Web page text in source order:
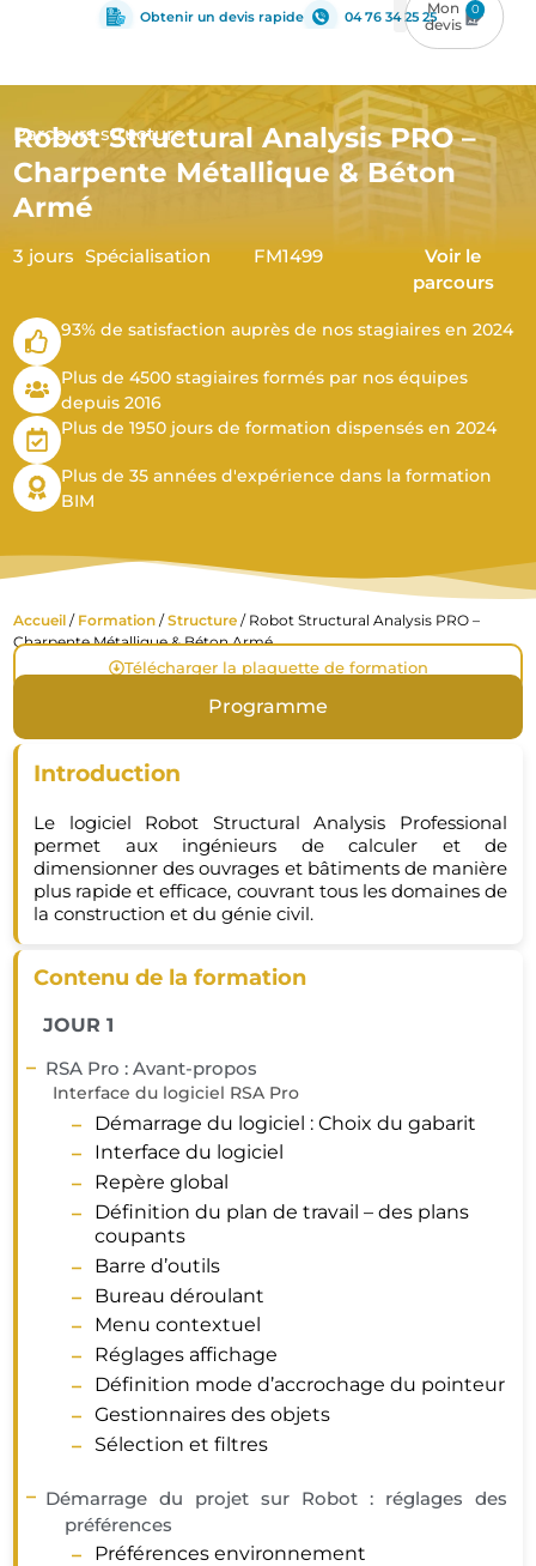
Obtenir un devis rapide 04 76 34 25 25 0
Parcours structure
Robot Structural Analysis PRO –
Charpente Métallique & Béton
Armé
3 jours Spécialisation FM1499
Voir le
parcours
93% de satisfaction auprès de nos stagiaires en 2024
Plus de 4500 stagiaires formés par nos équipes
depuis 2016
Plus de 1950 jours de formation dispensés en 2024
Plus de 35 années d'expérience dans la formation
BIM
Accueil / Formation /Structure / Robot Structural Analysis PRO –
Charpente Métallique & Béton Armé
Télécharger la plaquette de formation
Programme
Introduction
Le logiciel Robot Structural Analysis Professional
permet aux ingénieurs de calculer et de
dimensionner des ouvrages et bâtiments de manière
plus rapide et efficace, couvrant tous les domaines de
la construction et du génie civil.
Contenu de la formation
JOUR 1
RSA Pro : Avant-propos
Interface du logiciel RSA Pro
Démarrage du logiciel : Choix du gabarit
Interface du logiciel
Repère global
Définition du plan de travail – des plans
coupants
Barre d’outils
Bureau déroulant
Menu contextuel
Réglages affichage
Définition mode d’accrochage du pointeur
Gestionnaires des objets
Sélection et filtres
Démarrage du projet sur Robot : réglages des
préférences
Préférences environnement